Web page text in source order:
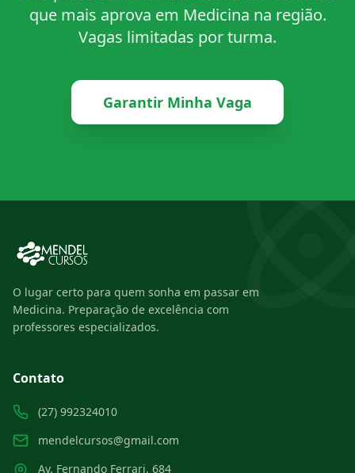
que mais aprova em Medicina na região.
Vagas limitadas por turma.
Garantir Minha Vaga
O lugar certo para quem sonha em passar em
Medicina. Preparação de excelência com
professores especializados.
Contato
(27) 992324010
mendelcursos@gmail.com
Av. Fernando Ferrari, 684